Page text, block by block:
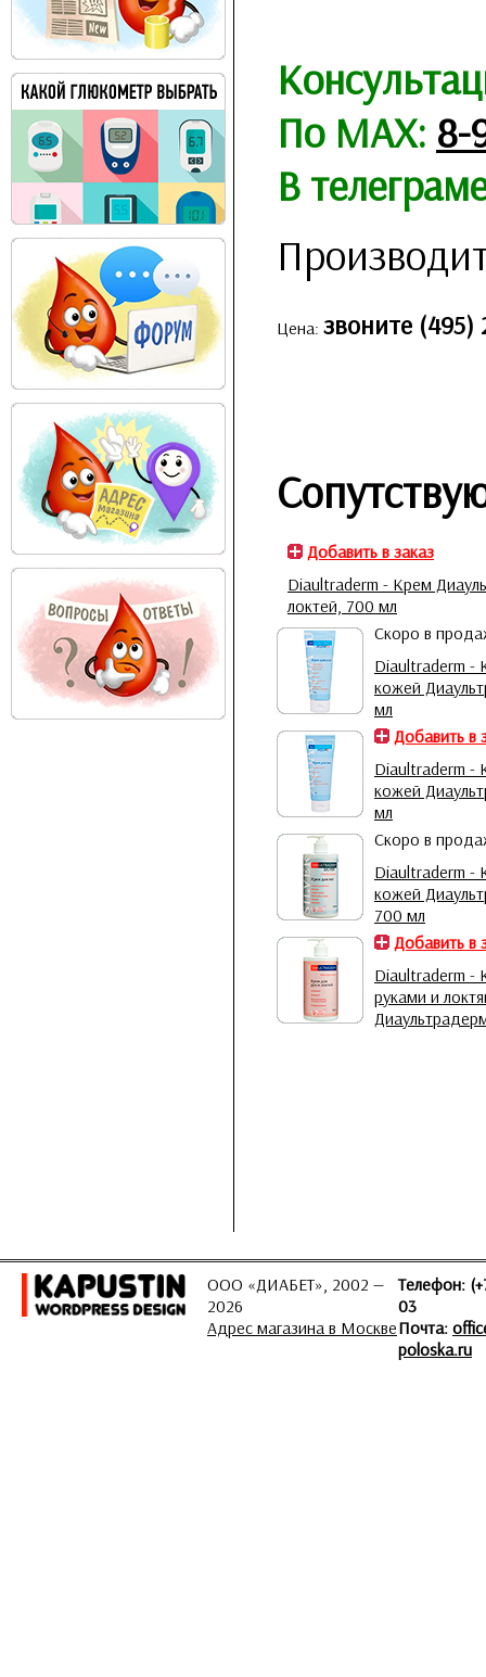
По MAX: 8-
В
Цена: звоните (495)
Добавить в заказ
Diaultraderm - Крем
локтей, 700 мл
Скоро в
Diaultraderm -
кожей
мл
Добавить в
Diaultraderm -
кожей
мл
Скоро в
Diaultraderm -
кожей
700 мл
Добавить в
Diaultraderm -
руками и
ООО «ДИАБЕТ», 2002 —
2026
Адрес магазина в Москве
Телефон:
03
Почта:
poloska.ru